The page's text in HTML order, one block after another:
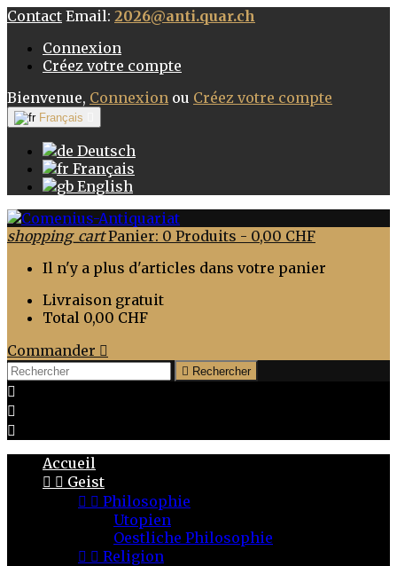
Contact Email: 2026@anti.quar.ch
Connexion
Créez votre compte
Bienvenue, Connexion ou Créez votre compte
Français
Deutsch
Français
English
shopping_cart Panier: 0 Produits - 0,00 CHF
Il n'y a plus d'articles dans votre panier
Livraison gratuit
Total 0,00 CHF
Commander 
 Rechercher



Accueil
  Geist
  Philosophie
Utopien
Oestliche Philosophie
  Religion